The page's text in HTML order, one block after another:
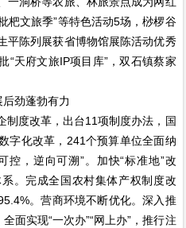
杷文旅季”等特色活动5场，桫椤谷
平陈列展获省博物馆展陈活动优秀
“天府文旅IP项目库”，双石镇蔡家
劲蓬勃有力
度改革，出台11项制度办法，国
字化改革，241个预算单位全面纳
控，逆向可溯”。加快“标准地”改
。完成全国农村集体产权制度改
。营商环境不断优化。深入推
面实现“一次办”“网上办”，推行注